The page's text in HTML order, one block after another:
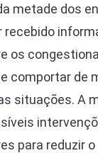
metade dos
recebido
os
comportar de
situações. A
para reduzir